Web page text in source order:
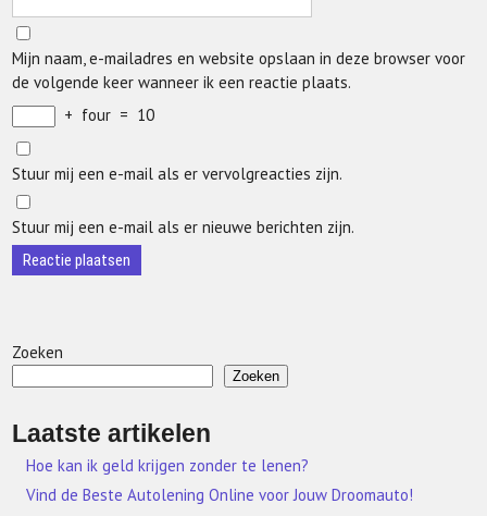
Mijn naam, e-mailadres en website opslaan in deze browser voor
de volgende keer wanneer ik een reactie plaats.
+ four = 10
Stuur mij een e-mail als er vervolgreacties zijn.
Stuur mij een e-mail als er nieuwe berichten zijn.
Zoeken
Zoeken
Laatste artikelen
Hoe kan ik geld krijgen zonder te lenen?
Vind de Beste Autolening Online voor Jouw Droomauto!